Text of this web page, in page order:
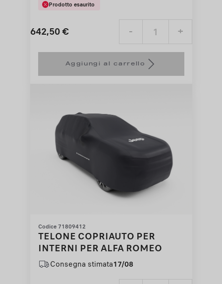
Prodotto esaurito
642,50 €
Price
642,50
- +
Quantity
to:
Aggiungi al carrello
Codice 71809412
TELONE COPRIAUTO PER
INTERNI PER ALFA ROMEO
Consegna stimata17/08